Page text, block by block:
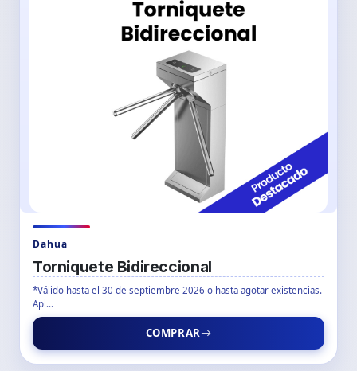
Dahua
Torniquete Bidireccional
*Válido hasta el 30 de septiembre 2026 o hasta agotar existencias.
Apl...
COMPRAR